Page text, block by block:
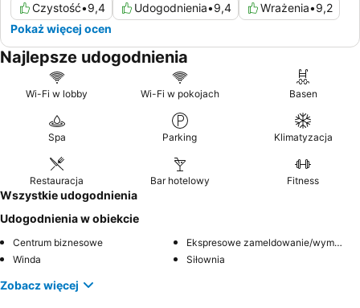
Czystość•9,4 Udogodnienia•9,4 Wrażenia•9,2
Pokaż więcej ocen
Najlepsze udogodnienia
Wi-Fi w lobby Wi-Fi w pokojach Basen
Spa Parking Klimatyzacja
Restauracja Bar hotelowy Fitness
Wszystkie udogodnienia
Udogodnienia w obiekcie
Centrum biznesowe
Ekspresowe zameldowanie/wymeldowanie
Winda
Siłownia
Zobacz więcej